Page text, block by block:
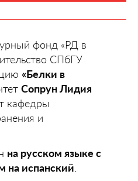
фонд «РД в
СПбГУ
«Белки в
Сопрун Лидия
кафедры
и
на русском языке с
на испанский